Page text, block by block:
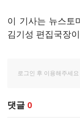
이 기사는 뉴스토
김기성 편집국장
댓글 0